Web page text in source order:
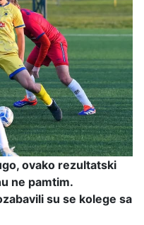
ovako rezultatski
ne pamtim.
su se kolege sa